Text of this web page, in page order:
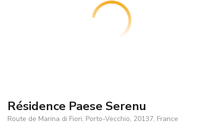
Résidence Paese Serenu
Route de Marina di Fiori, Porto-Vecchio, 20137, France